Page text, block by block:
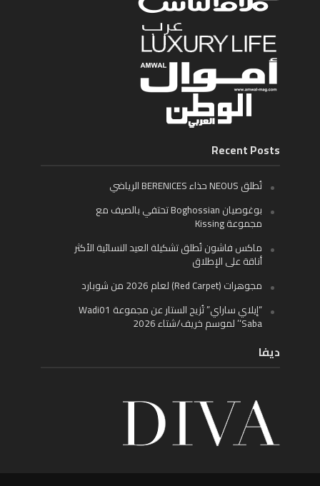
Recent Posts
تُطلق NEOUS حذاء BERENICES الرياضي
بوغوصيان Boghossian تحتفي بالصيف مع
مجموعة Kissing
ماكس فاشون تُطلق تشكيلة العيد النسائية الأكثر
أناقة على الإطلاق
مجوهرات (Red Carpet) لعام 2026 من شوبارد
“إيلاي ساراي” تُزيح الستار عن مجموعة Wadi01
‘Saba’ لموسم خريف/شتاء 2026
ديفا